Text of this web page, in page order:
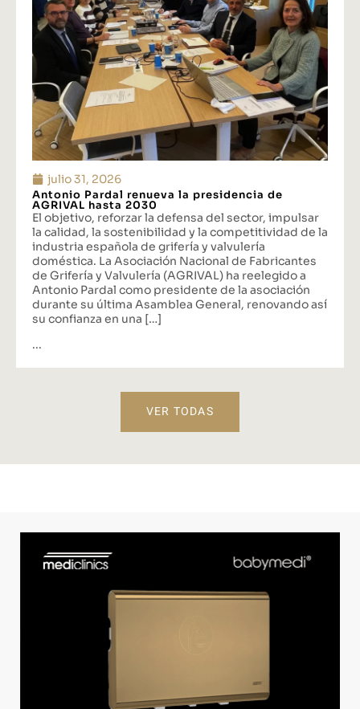
julio 31, 2026
Antonio Pardal renueva la presidencia de
AGRIVAL hasta 2030
El objetivo, reforzar la defensa del sector, impulsar
la calidad, la sostenibilidad y la competitividad de la
industria española de grifería y valvulería
doméstica. La Asociación Nacional de Fabricantes
de Grifería y Valvulería (AGRIVAL) ha reelegido a
Antonio Pardal como presidente de la asociación
durante su última Asamblea General, renovando así
su confianza en una […]
...
VER TODAS